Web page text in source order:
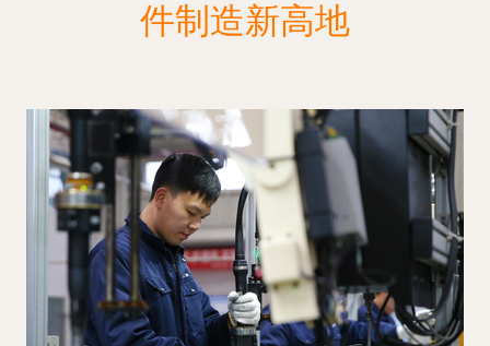
件制造新高地